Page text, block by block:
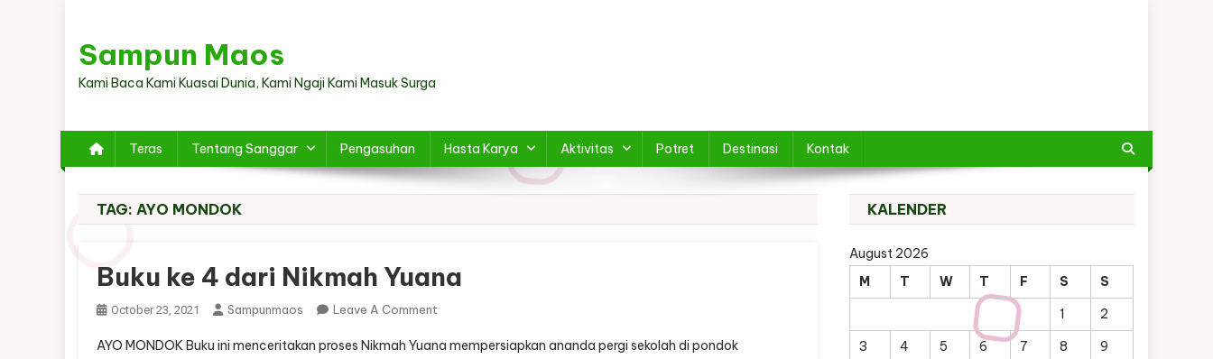
content
Sampun Maos
Kami Baca Kami Kuasai Dunia, Kami Ngaji Kami Masuk Surga
Teras Tentang Sanggar Pengasuhan Hasta Karya Aktivitas Potret Destinasi Kontak
TAG: AYO MONDOK
Buku ke 4 dari Nikmah Yuana
October 23, 2021 Sampunmaos Leave A Comment
Ke
AYO MONDOK Buku ini menceritakan proses Nikmah Yuana mempersiapkan ananda pergi sekolah di pondok
KALENDER
August 2026
M
T W T F S
S
1
2
3
4 5 6 7 8
9